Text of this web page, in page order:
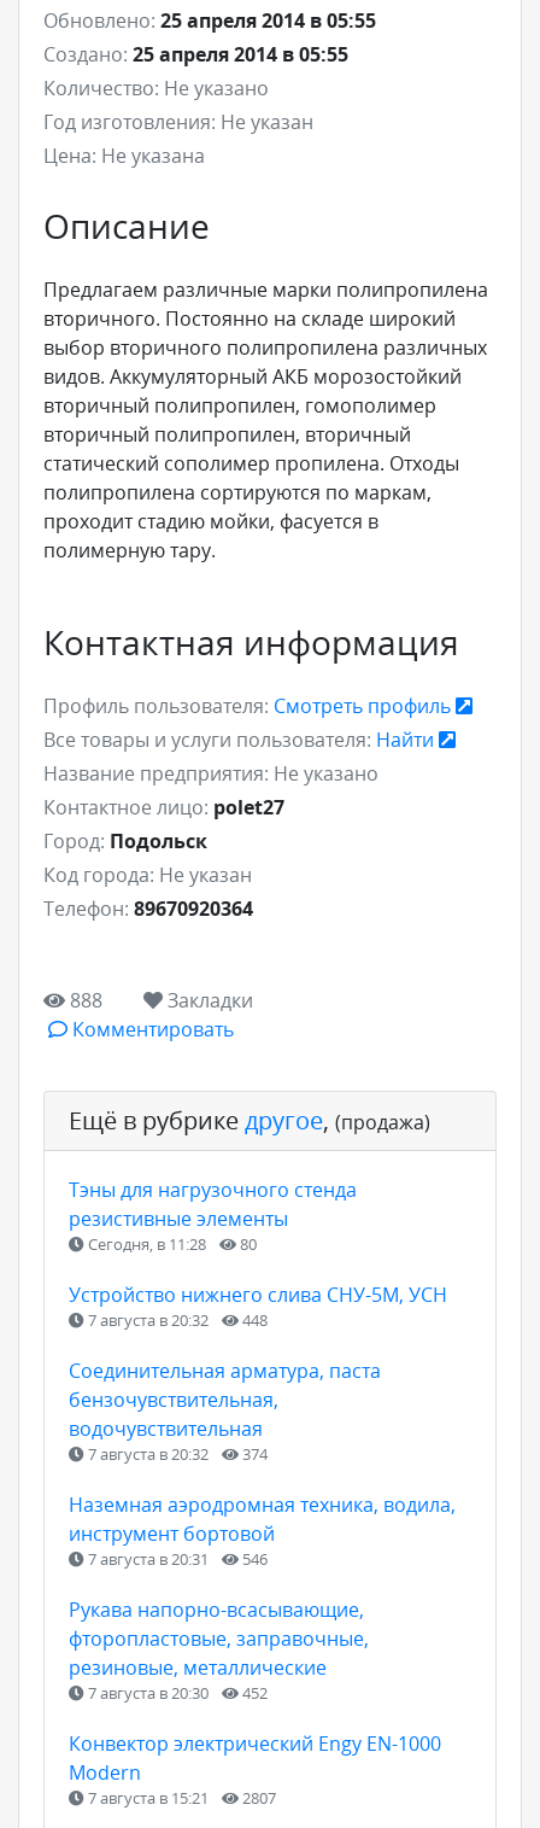
Обновлено: 25 апреля 2014 в 05:55
Создано: 25 апреля 2014 в 05:55
Количество: Не указано
Год изготовления: Не указан
Цена: Не указана
Описание
Предлагаем различные марки полипропилена
вторичного. Постоянно на складе широкий
выбор вторичного полипропилена различных
видов. Аккумуляторный АКБ морозостойкий
вторичный полипропилен, гомополимер
вторичный полипропилен, вторичный
статический сополимер пропилена. Отходы
полипропилена сортируются по маркам,
проходит стадию мойки, фасуется в
полимерную тару.
Контактная информация
Профиль пользователя: Смотреть профиль
Все товары и услуги пользователя: Найти
Название предприятия: Не указано
Контактное лицо: polet27
Город: Подольск
Код города: Не указан
Телефон: 89670920364
888
Закладки
Комментировать
Ещё в рубрикедругое, (продажа)
Тэны для нагрузочного стенда
резистивные элементы
Сегодня, в 11:28 80
Устройство нижнего слива СНУ-5М, УСН
7 августа в 20:32 448
Соединительная арматура, паста
бензочувствительная,
водочувствительная
7 августа в 20:32 374
Наземная аэродромная техника, водила,
инструмент бортовой
7 августа в 20:31 546
Рукава напорно-всасывающие,
фторопластовые, заправочные,
резиновые, металлические
7 августа в 20:30 452
Конвектор электрический Engy EN-1000
Modern
7 августа в 15:21 2807